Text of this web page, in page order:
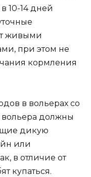
10-14 дней
живыми
при этом не
кормления
в вольерах со
должны
дикую
или
в отличие от
купаться.